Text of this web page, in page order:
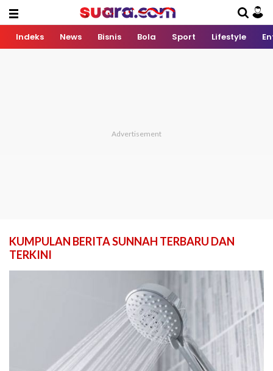
Indeks News Bisnis Bola Sport Lifestyle
KUMPULAN BERITA SUNNAH TERBARU DAN
TERKINI